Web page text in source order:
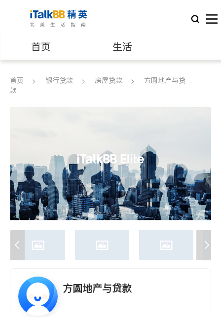
首页 生活
医生 律师
养老 非盈利组织
首页 银行贷款 房屋贷款
方圆地产与贷
款
方圆地产与贷款